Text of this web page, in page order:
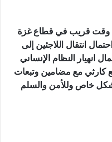
في وقت قريب في قطاع غزة
انتقال اللاجئين إلى
انهيار النظام الإنساني
كارثي مع مضامين وتبعات
خاص وللأمن والسلم